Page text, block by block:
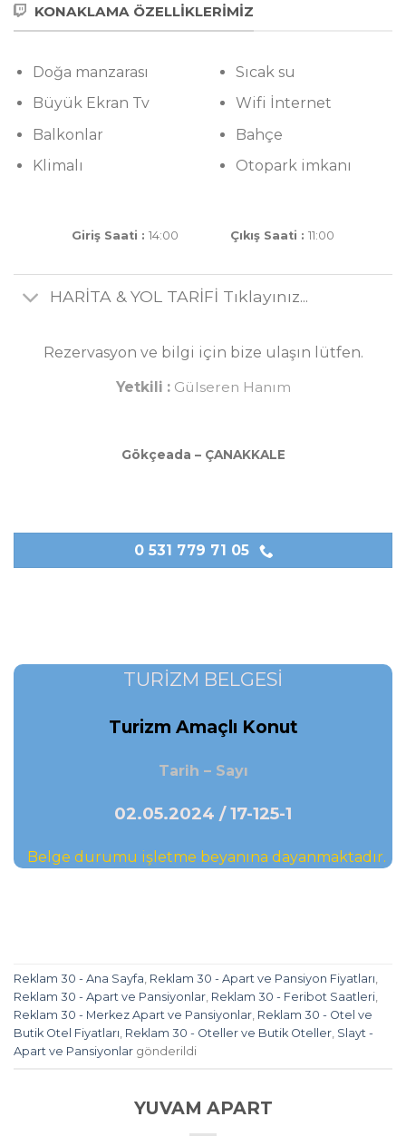
KONAKLAMA ÖZELLİKLERİMIZ
Doğa manzarası
Büyük Ekran Tv
Balkonlar
Klimalı
Sıcak su
Wifi İnternet
Bahçe
Otopark imkanı
Giriş Saati : 14:00 Çıkış Saati : 11:00
HARİTA & YOL TARİFİ Tıklayınız...
Rezervasyon ve bilgi için bize ulaşın lütfen.
Yetkili : Gülseren Hanım
Gökçeada – ÇANAKKALE
0 531 779 71 05
TURİZM BELGESİ
Turizm Amaçlı Konut
Tarih – Sayı
02.05.2024 / 17-125-1
Belge durumu işletme beyanına dayanmaktadır.
Reklam 30 - Ana Sayfa, Reklam 30 - Apart ve Pansiyon Fiyatları,
Reklam 30 - Apart ve Pansiyonlar, Reklam 30 - Feribot Saatleri,
Reklam 30 - Merkez Apart ve Pansiyonlar, Reklam 30 - Otel ve
Butik Otel Fiyatları, Reklam 30 - Oteller ve Butik Oteller, Slayt -
Apart ve Pansiyonlar gönderildi
YUVAM APART